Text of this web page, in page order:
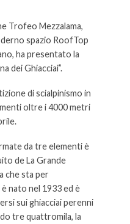
Trofeo Mezzalama,
spazio RoofTop
ha presentato la
dei Ghiacciai”.
di scialpinismo in
oltre i 4000 metri
da tre elementi è
de La Grande
che sta per
nato nel 1933 ed è
sui ghiacciai perenni
tre quattromila, la